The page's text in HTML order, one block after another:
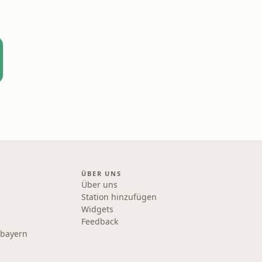
ÜBER UNS
Über uns
Station hinzufügen
Widgets
Feedback